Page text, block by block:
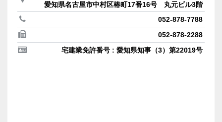
愛知県名古屋市中村区椿町17番16号 丸元ビル3階
052-878-7788
052-878-2288
宅建業免許番号 : 愛知県知事（3）第22019号